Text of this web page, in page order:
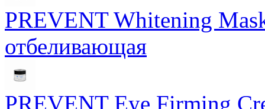
PREVENT Whitening
отбеливающая
PREVENT Eye Firming